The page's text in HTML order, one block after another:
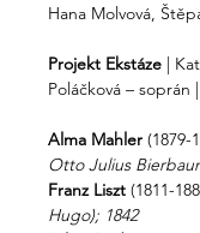
Hana Molvová,
Projekt Ekstáze |
Poláčková – soprán
Alma Mahler (1879-
Otto Julius
Franz Liszt (1811-
Hugo); 1842